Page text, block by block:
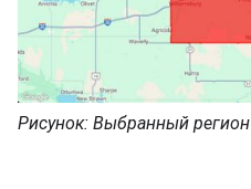
Рисунок: Выбранный регион